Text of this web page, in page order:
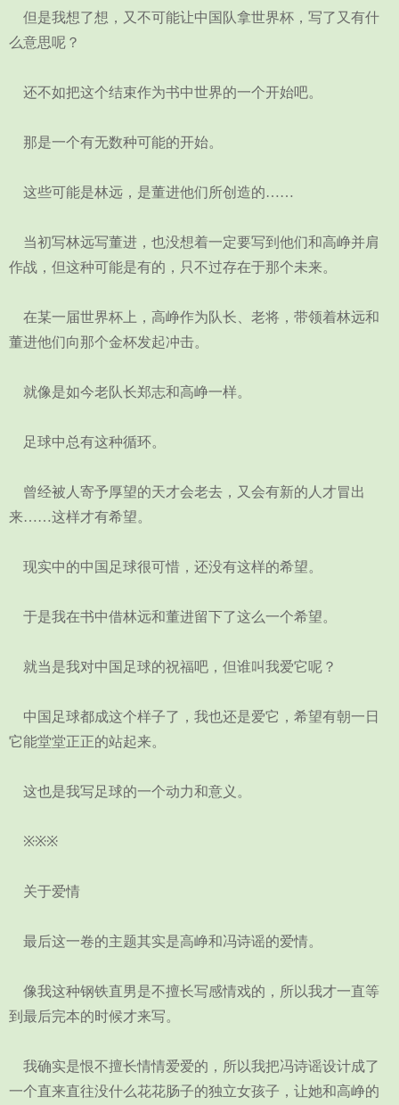
但是我想了想，又不可能让中国队拿世界杯，写了又有什
么意思呢？
还不如把这个结束作为书中世界的一个开始吧。
那是一个有无数种可能的开始。
这些可能是林远，是董进他们所创造的……
当初写林远写董进，也没想着一定要写到他们和高峥并肩
作战，但这种可能是有的，只不过存在于那个未来。
在某一届世界杯上，高峥作为队长、老将，带领着林远和
董进他们向那个金杯发起冲击。
就像是如今老队长郑志和高峥一样。
足球中总有这种循环。
曾经被人寄予厚望的天才会老去，又会有新的人才冒出
来……这样才有希望。
现实中的中国足球很可惜，还没有这样的希望。
于是我在书中借林远和董进留下了这么一个希望。
就当是我对中国足球的祝福吧，但谁叫我爱它呢？
中国足球都成这个样子了，我也还是爱它，希望有朝一日
它能堂堂正正的站起来。
这也是我写足球的一个动力和意义。
※※※
关于爱情
最后这一卷的主题其实是高峥和冯诗谣的爱情。
像我这种钢铁直男是不擅长写感情戏的，所以我才一直等
到最后完本的时候才来写。
我确实是恨不擅长情情爱爱的，所以我把冯诗谣设计成了
一个直来直往没什么花花肠子的独立女孩子，让她和高峥的